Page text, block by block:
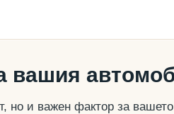
вашия
но и важен фактор за